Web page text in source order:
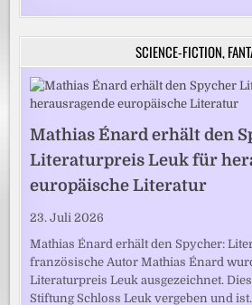
SCIENCE-FICTION,
Mathias Énard erhält den
Literaturpreis Leuk für
europäische Literatur
23. Juli 2026
Mathias Énard erhält den Spycher:
französische Autor Mathias Énard
Literaturpreis Leuk ausgezeichnet.
Stiftung Schloss Leuk vergeben und